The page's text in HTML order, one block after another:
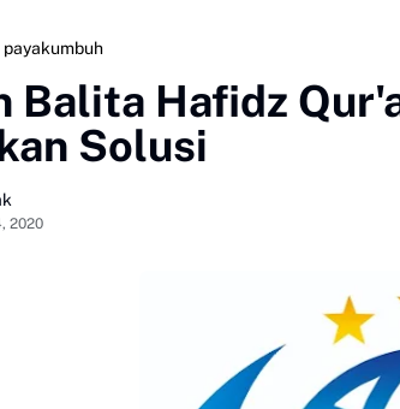
payakumbuh
Balita Hafidz
Solusi
2020